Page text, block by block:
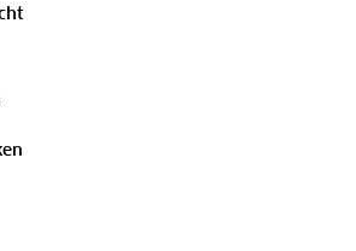
en vervoer.
uitstapjes om de
perspectief te beleven.
een uitneembare kaart, zodat je
vindt. Ga goed voorbereid op